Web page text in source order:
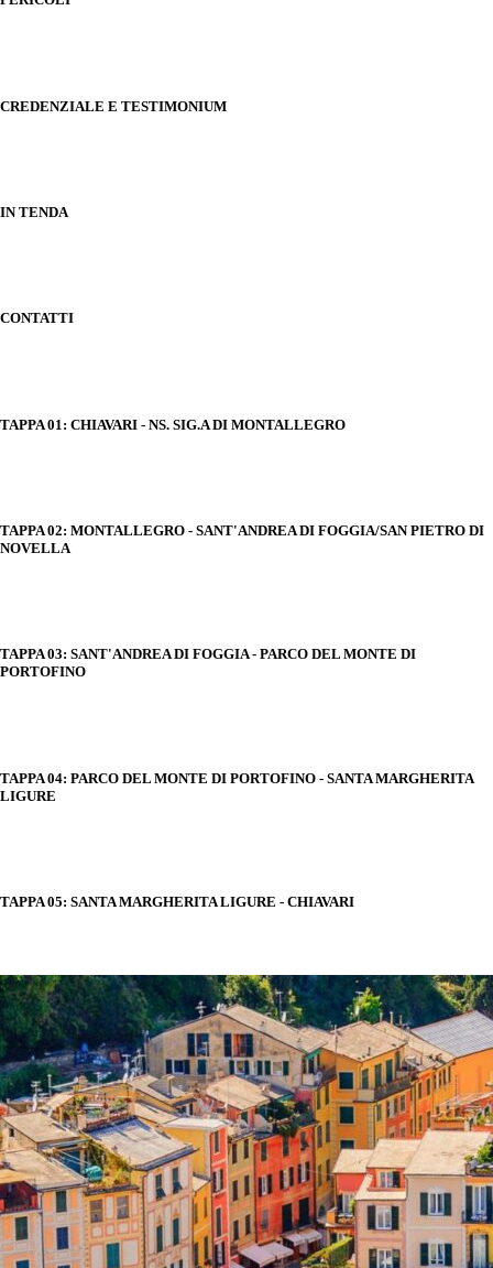
CREDENZIALE E TESTIMONIUM
IN TENDA
CONTATTI
TAPPA 01: CHIAVARI - NS. SIG.A DI MONTALLEGRO
TAPPA 02: MONTALLEGRO - SANT'ANDREA DI FOGGIA/SAN PIETRO DI
NOVELLA
TAPPA 03: SANT'ANDREA DI FOGGIA - PARCO DEL MONTE DI
PORTOFINO
TAPPA 04: PARCO DEL MONTE DI PORTOFINO - SANTA MARGHERITA
LIGURE
TAPPA 05: SANTA MARGHERITA LIGURE - CHIAVARI